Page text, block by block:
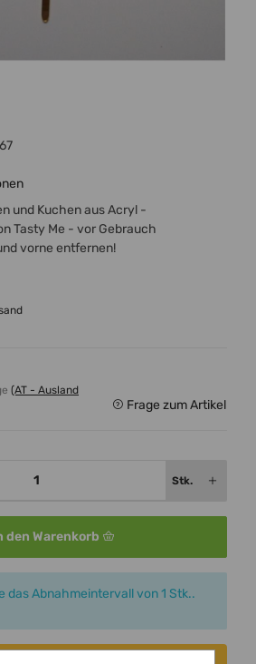
und Kuchen aus Acryl -
Tasty Me - vor Gebrauch
vorne entfernen!
(AT - Ausland
Frage zum Artikel
Stk.
den Warenkorb
das Abnahmeintervall von 1 Stk..